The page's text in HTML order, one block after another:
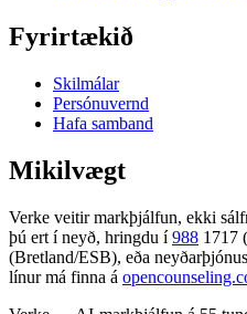
Fyrirtækið
Skilmálar
Persónuvernd
Hafa samband
Mikilvægt
Verke veitir markþjálfun, ekki
þú ert í neyð, hringdu í 988 1717
(Bretland/ESB), eða
línur má finna á